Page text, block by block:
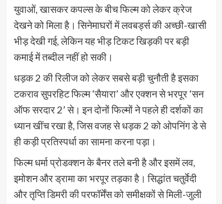
युवाओं, खासकर कपल्स के बीच फिल्म को लेकर क्रेज
देखने को मिला है। सिनेमाघरों में लवबर्ड्स की अच्छी-खासी
भीड़ देखी गई, लेकिन यह भीड़ टिकट खिड़की पर बड़ी
कमाई में तब्दील नहीं हो सकी।
धड़क 2 की रिलीज को लेकर सबसे बड़ी चुनौती है इसका
टकराव सुपरहिट फिल्म ‘सैयारा’ और एक्शन से भरपूर ‘सन
ऑफ सरदार 2’ से। इन दोनों फिल्मों ने पहले ही दर्शकों का
ध्यान खींच रखा है, जिस वजह से धड़क 2 को ओपनिंग डे से
ही कड़ी प्रतिस्पर्धा का सामना करना पड़ा।
फिल्म धर्मा प्रोडक्शन के बैनर तले बनी है और इसमें लव,
इमोशन और ड्रामा का भरपूर तड़का है। सिद्धांत चतुर्वेदी
और तृप्ति डिमरी की परफॉर्मेंस को समीक्षकों से मिली-जुली